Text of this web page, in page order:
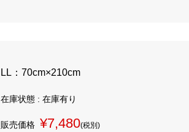
LL：70cm×210cm
在庫状態 : 在庫有り
販売価格 ¥7,480(税別)